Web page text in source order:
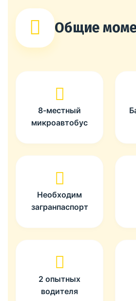
Общие
8-местный
микроавтобус
Необходим
загранпаспорт
2 опытных
водителя